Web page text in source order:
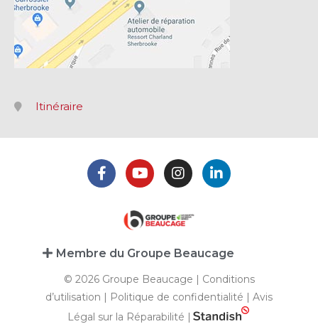
Itinéraire
Membre du Groupe Beaucage
© 2026 Groupe Beaucage | Conditions
d’utilisation
Politique de confidentialité
Avis
Légal sur la Réparabilité